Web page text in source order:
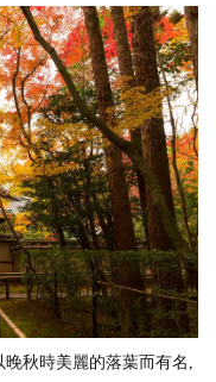
秋時美麗的落葉而有名,